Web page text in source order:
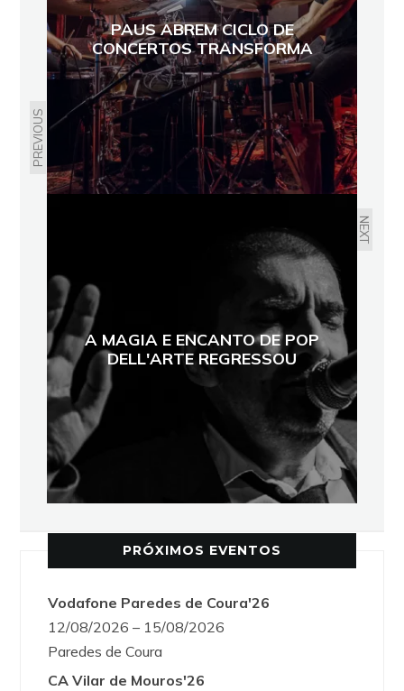
PREVIOUS
PAUS ABREM CICLO DE
CONCERTOS TRANSFORMA
NEXT
A MAGIA E ENCANTO DE POP
DELL'ARTE REGRESSOU
PRÓXIMOS EVENTOS
Vodafone Paredes de Coura'26
12/08/2026 – 15/08/2026
Paredes de Coura
CA Vilar de Mouros'26